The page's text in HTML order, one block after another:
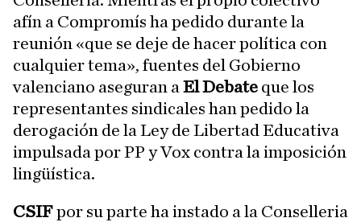
afín a Compromís ha pedido durante la
reunión «que se deje de hacer política con
cualquier tema», fuentes del Gobierno
valenciano aseguran a El Debate que los
representantes sindicales han pedido la
derogación de la Ley de Libertad Educativa
impulsada por PP y Vox contra la imposición
lingüística.
CSIFpor su parte ha instado a la Conselleria